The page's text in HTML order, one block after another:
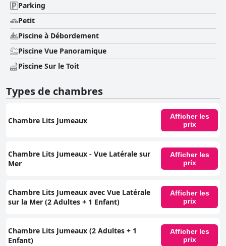
Parking
Petit
Piscine à Débordement
Piscine Vue Panoramique
Piscine Sur le Toit
Types de chambres
Chambre Lits Jumeaux
Afficher les
prix
Chambre Lits Jumeaux - Vue Latérale sur
Mer
Afficher les
prix
Chambre Lits Jumeaux avec Vue Latérale
sur la Mer (2 Adultes + 1 Enfant)
Afficher les
prix
Chambre Lits Jumeaux (2 Adultes + 1
Enfant)
Afficher les
prix